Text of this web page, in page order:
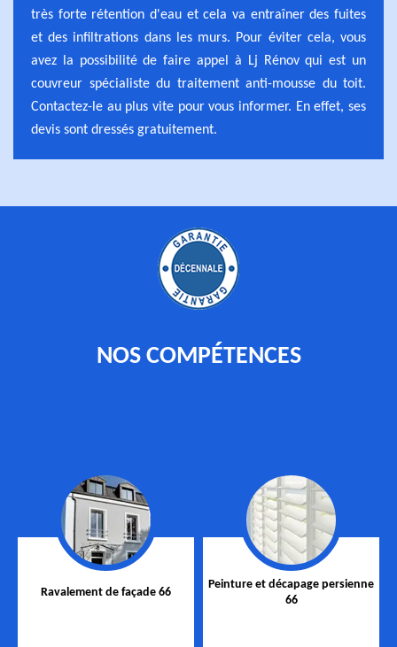
très forte rétention d'eau et cela va entraîner des fuites
et des infiltrations dans les murs. Pour éviter cela, vous
avez la possibilité de faire appel à Lj Rénov qui est un
couvreur spécialiste du traitement anti-mousse du toit.
Contactez-le au plus vite pour vous informer. En effet, ses
devis sont dressés gratuitement.
NOS COMPÉTENCES
Ravalement de façade 66
Peinture et décapage persienne
66